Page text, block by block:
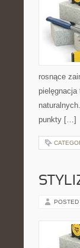
rosnące
punkty […]
POSTED